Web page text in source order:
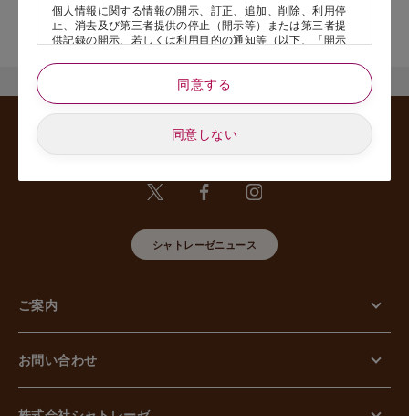
個人情報に関する情報の開示、訂正、追加、削除、利用停
止、消去及び第三者提供の停止（開示等）または第三者提
供記録の開示、若しくは利用目的の通知等（以下、「開示
のお申し出があった場合には、請求者がご本人であること
あるいは正式な代理人として認められる方であることを確
な期間と範囲内で対応させていただきます。
5. 個人情報の安全管理のために講じた措置について
に以下の措置をしております。
【組織的安全管理措置】
用、個人情報の取扱い状況を確認する手段の整備、漏えい
等事案に対応する体制の整備、取扱い状況の把握及び安全
管理措置の見直し等に関して、必要な措置を講じていま
個人情報の取扱いに関する留意事項について、従業員に定
持に関する事項を含む誓約書を取得しております。
【物理的安全管理措置】
個人情報を取り扱う区域の管理、機器及び電子媒体等の盗
難等の防止、電子媒体等を持ち運ぶ場合の漏えい等の防
て、必要な措置を講じています。
同意する
同意しない
店舗サービスに関するお問い合わせにつきましては、内容欄に『店
舗名』を記載いただけますと幸いです。
シャトレーゼニュース
ご案内
お問い合わせ